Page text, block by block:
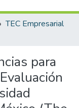
TEC Empresarial
para